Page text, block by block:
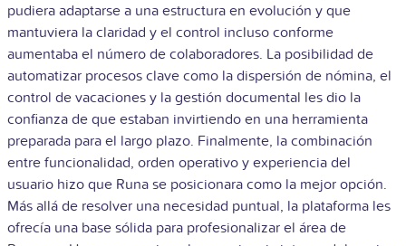
pudiera adaptarse a una estructura en evolución y que
mantuviera la claridad y el control incluso conforme
aumentaba el número de colaboradores. La posibilidad de
automatizar procesos clave como la dispersión de nómina, el
control de vacaciones y la gestión documental les dio la
confianza de que estaban invirtiendo en una herramienta
preparada para el largo plazo. Finalmente, la combinación
entre funcionalidad, orden operativo y experiencia del
usuario hizo que Runa se posicionara como la mejor opción.
Más allá de resolver una necesidad puntual, la plataforma les
ofrecía una base sólida para profesionalizar el área de